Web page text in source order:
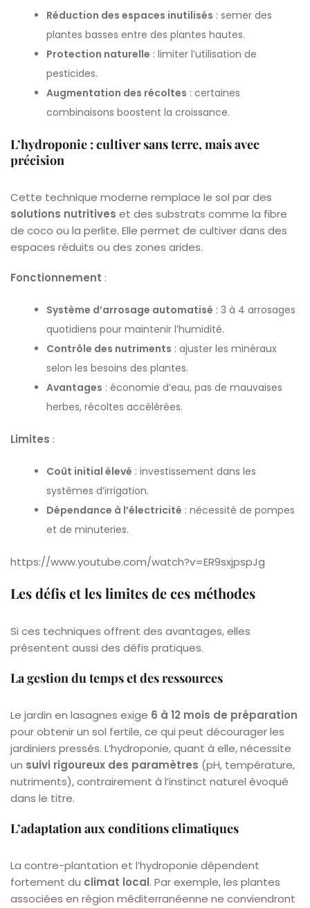
Réduction des espaces inutilisés : semer des
plantes basses entre des plantes hautes.
Protection naturelle : limiter l’utilisation de
pesticides.
Augmentation des récoltes : certaines
combinaisons boostent la croissance.
L’hydroponie : cultiver sans terre, mais avec
précision
Cette technique moderne remplace le sol par des
solutions nutritives et des substrats comme la fibre
de coco ou la perlite. Elle permet de cultiver dans des
espaces réduits ou des zones arides.
Fonctionnement :
Système d’arrosage automatisé : 3 à 4 arrosages
quotidiens pour maintenir l’humidité.
Contrôle des nutriments : ajuster les minéraux
selon les besoins des plantes.
Avantages : économie d’eau, pas de mauvaises
herbes, récoltes accélérées.
Limites :
Coût initial élevé : investissement dans les
systèmes d’irrigation.
Dépendance à l’électricité : nécessité de pompes
et de minuteries.
https://www.youtube.com/watch?v=ER9sxjpspJg
Les défis et les limites de ces méthodes
Si ces techniques offrent des avantages, elles
présentent aussi des défis pratiques.
La gestion du temps et des ressources
Le jardin en lasagnes exige 6 à 12 mois de préparation
pour obtenir un sol fertile, ce qui peut décourager les
jardiniers pressés. L’hydroponie, quant à elle, nécessite
un suivi rigoureux des paramètres (pH, température,
nutriments), contrairement à l’instinct naturel évoqué
dans le titre.
L’adaptation aux conditions climatiques
La contre-plantation et l’hydroponie dépendent
fortement du climat local. Par exemple, les plantes
associées en région méditerranéenne ne conviendront